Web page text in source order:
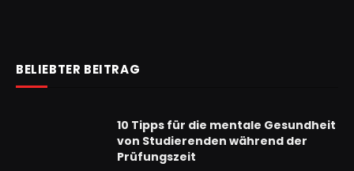
BELIEBTER BEITRAG
10 Tipps für die mentale Gesundheit
von Studierenden während der
Prüfungszeit